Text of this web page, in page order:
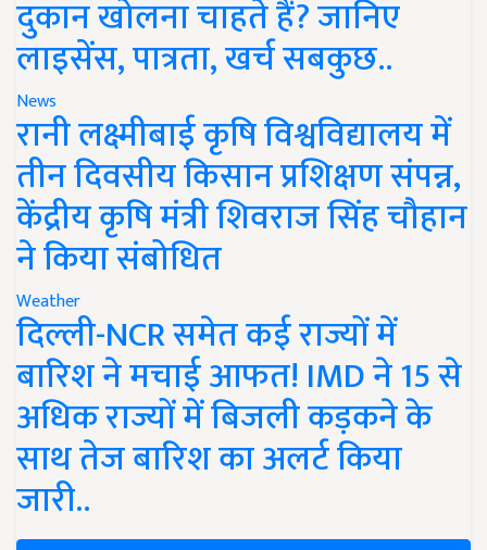
दुकान खोलना चाहते हैं? जानिए
लाइसेंस, पात्रता, खर्च सबकुछ..
News
रानी लक्ष्मीबाई कृषि विश्वविद्यालय में
तीन दिवसीय किसान प्रशिक्षण संपन्न,
केंद्रीय कृषि मंत्री शिवराज सिंह चौहान
ने किया संबोधित
Weather
दिल्ली-NCR समेत कई राज्यों में
बारिश ने मचाई आफत! IMD ने 15 से
अधिक राज्यों में बिजली कड़कने के
साथ तेज बारिश का अलर्ट किया
जारी..